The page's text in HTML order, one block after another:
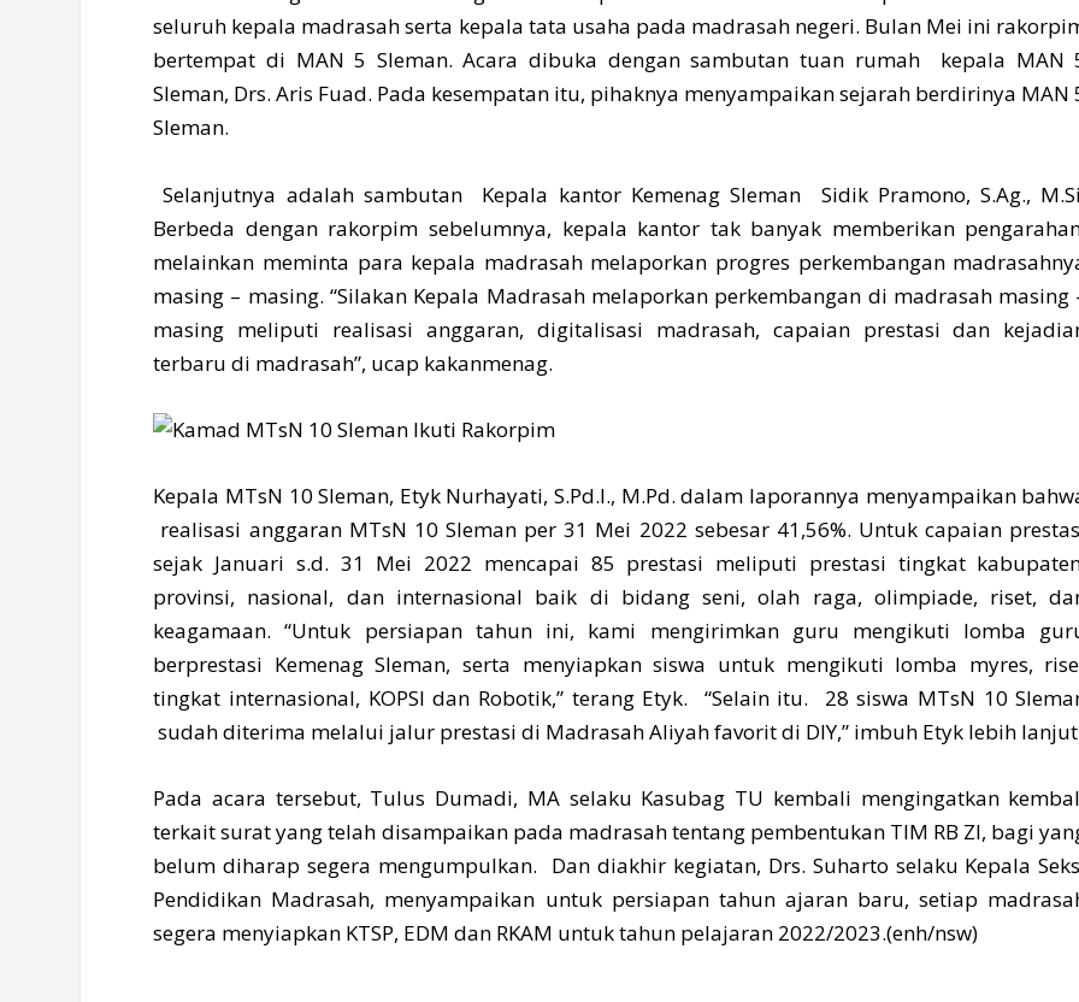
seluruh kepala madrasah serta kepala tata usaha pada madrasah negeri. Bulan Mei ini
bertempat di MAN 5 Sleman. Acara dibuka dengan sambutan tuan rumah kepala MAN
Sleman, Drs. Aris Fuad. Pada kesempatan itu, pihaknya menyampaikan sejarah berdirinya MAN
Sleman.
Selanjutnya adalah sambutan Kepala kantor Kemenag Sleman Sidik Pramono, S.Ag.,
Berbeda dengan rakorpim sebelumnya, kepala kantor tak banyak memberikan
melainkan meminta para kepala madrasah melaporkan progres perkembangan
masing – masing. “Silakan Kepala Madrasah melaporkan perkembangan di madrasah masing
masing meliputi realisasi anggaran, digitalisasi madrasah, capaian prestasi dan
terbaru di madrasah”, ucap kakanmenag.
Kepala MTsN 10 Sleman, Etyk Nurhayati, S.Pd.I., M.Pd. dalam laporannya menyampaikan
realisasi anggaran MTsN 10 Sleman per 31 Mei 2022 sebesar 41,56%. Untuk capaian
sejak Januari s.d. 31 Mei 2022 mencapai 85 prestasi meliputi prestasi tingkat
provinsi, nasional, dan internasional baik di bidang seni, olah raga, olimpiade, riset,
keagamaan. “Untuk persiapan tahun ini, kami mengirimkan guru mengikuti lomba
berprestasi Kemenag Sleman, serta menyiapkan siswa untuk mengikuti lomba myres,
tingkat internasional, KOPSI dan Robotik,” terang Etyk. “Selain itu. 28 siswa MTsN 10
sudah diterima melalui jalur prestasi di Madrasah Aliyah favorit di DIY,” imbuh Etyk lebih
Pada acara tersebut, Tulus Dumadi, MA selaku Kasubag TU kembali mengingatkan
terkait surat yang telah disampaikan pada madrasah tentang pembentukan TIM RB ZI, bagi
belum diharap segera mengumpulkan. Dan diakhir kegiatan, Drs. Suharto selaku Kepala
Pendidikan Madrasah, menyampaikan untuk persiapan tahun ajaran baru, setiap
segera menyiapkan KTSP, EDM dan RKAM untuk tahun pelajaran 2022/2023.(enh/nsw)